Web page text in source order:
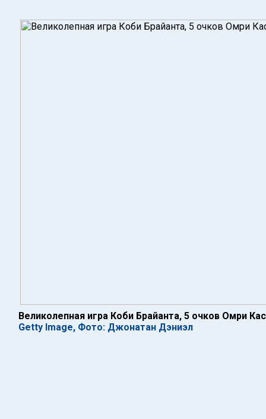
Великолепная игра Коби Брайанта, 5 очков Омри
Getty Image, Фото: Джонатан Дэниэл